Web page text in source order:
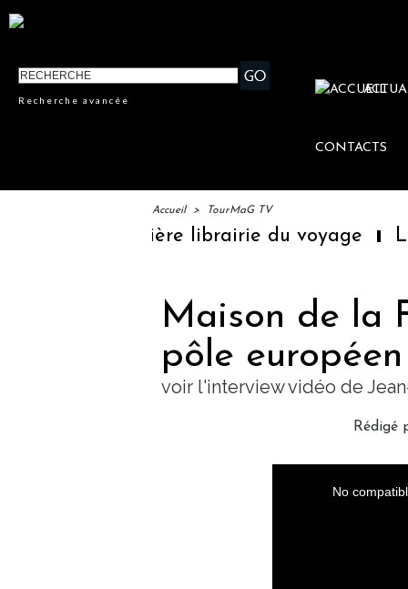
Recherche avancée
CONTACTS
Accueil > TourMaG TV
première librairie du voyage Le groupe
Maison de la
pôle
voir l'interview vidéo de
Rédigé